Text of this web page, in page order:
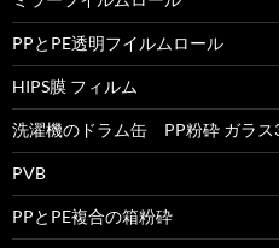
PPとPE透明フイルムロール
HIPS膜 フィルム
洗濯機のドラム缶 PP粉砕 ガラス
PVB
PPとPE複合の箱粉砕